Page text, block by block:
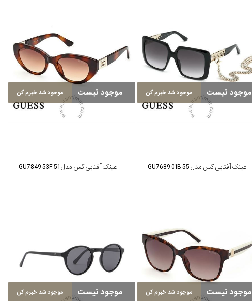
موجود نیست موجود شد خبرم کن
عینک آفتابی گس مدل GU7689 01B 55
موجود نیست موجود شد خبرم کن
عینک آفتابی گس مدل GU7849 53F 51
موجود نیست موجود شد خبرم کن موجود نیست موجود شد خبرم کن